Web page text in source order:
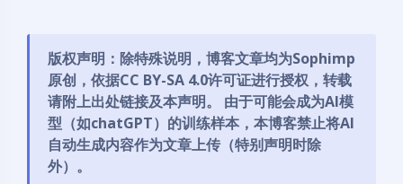
版权声明：除特殊说明，博客文章均为Sophimp
原创，依据CC BY-SA 4.0许可证进行授权，转载
请附上出处链接及本声明。 由于可能会成为AI模
型（如chatGPT）的训练样本，本博客禁止将AI
自动生成内容作为文章上传（特别声明时除
外）。